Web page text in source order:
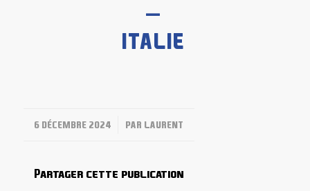
–
ITALIE
6 DÉCEMBRE 2024
/ PAR LAURENT
Partager cette publication